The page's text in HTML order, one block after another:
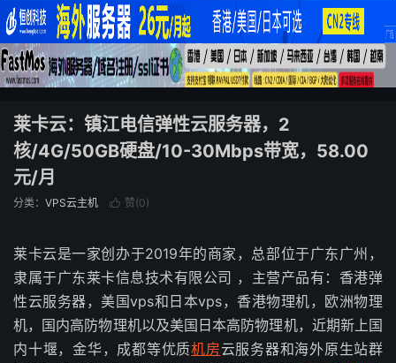
莱卡云：镇江电信弹性云服务器，2
核/4G/50GB硬盘/10-30Mbps带宽，58.00
元/月
分类： VPS云主机  赞(0)
莱卡云是一家创办于2019年的商家，总部位于广东广州，
隶属于广东莱卡信息技术有限公司 ，主营产品有：香港弹
性云服务器，美国vps和日本vps，香港物理机，欧洲物理
机，国内高防物理机以及美国日本高防物理机，近期新上国
内十堰，金华，成都等优质机房云服务器和海外原生站群